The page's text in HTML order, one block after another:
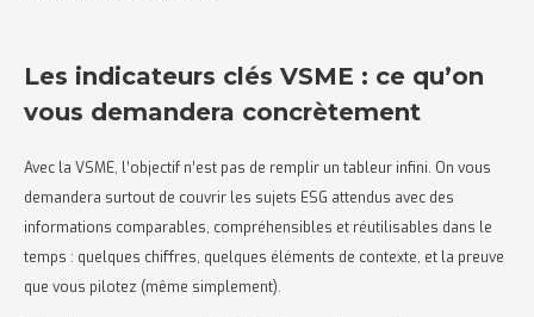
Les indicateurs clés VSME : ce qu’on
vous demandera concrètement
Avec la VSME, l’objectif n’est pas de remplir un tableur infini. On vous
demandera surtout de couvrir les sujets ESG attendus avec des
informations comparables, compréhensibles et réutilisables dans le
temps : quelques chiffres, quelques éléments de contexte, et la preuve
que vous pilotez (même simplement).